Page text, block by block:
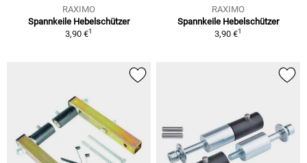
RAXIMO
Spannkeile Hebelschützer
3,90 €1
RAXIMO
Spannkeile Hebelschützer
3,90 €1